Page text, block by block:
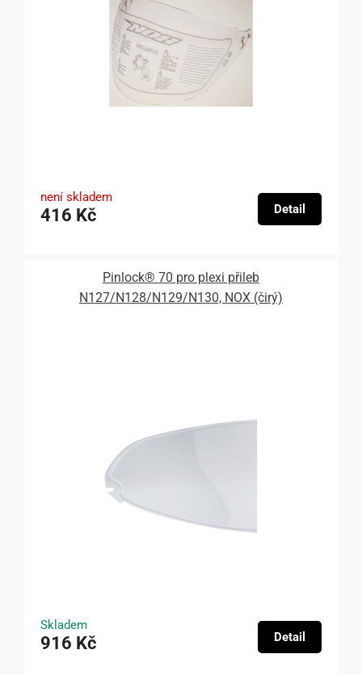
není skladem
416 Kč Detail
Pinlock® 70 pro plexi přileb
N127/N128/N129/N130, NOX (čirý)
Skladem
916 Kč Detail